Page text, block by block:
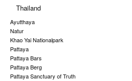
Thailand
Ayutthaya
Natur
Khao Yai Nationalpark
Pattaya
Pattaya Bars
Pattaya Berg
Pattaya Sanctuary of Truth